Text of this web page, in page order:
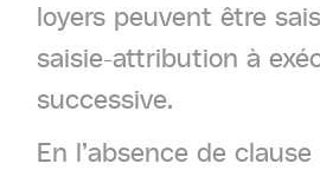
loyers peuvent être
saisie-attribution à
successive.
En l’absence de